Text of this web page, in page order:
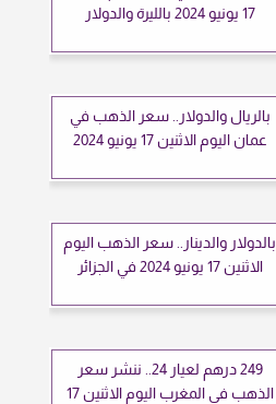
17 يونيو 2024 بالليرة والدولار
بالريال والدولار.. سعر الذهب في
عمان اليوم الاثنين 17 يونيو 2024
بالدولار والدينار.. سعر الذهب اليوم
الاثنين 17 يونيو 2024 في الجزائر
249 درهم لعيار 24.. ننشر سعر
الذهب في المغرب اليوم الاثنين 17